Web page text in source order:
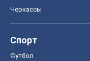
Черкассы
Спорт
Футбол